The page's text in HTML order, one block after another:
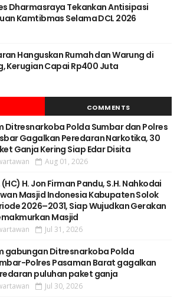
Dharmasraya Tekankan Antisipasi
Kamtibmas Selama DCL 2026
Hanguskan Rumah dan Warung di
Kerugian Capai Rp400 Juta
COMMENTS
Ditresnarkoba Polda Sumbar dan Polres
Gagalkan Peredaran Narkotika, 30
Ganja Kering Siap Edar Disita
Aug 01, 2026
(HC) H. Jon Firman Pandu, S.H. Nahkodai
Masjid Indonesia Kabupaten Solok
2026–2031, Siap Wujudkan Gerakan
Masjid
Jul 31, 2026
gabungan Ditresnarkoba Polda
Polres Pasaman Barat gagalkan
puluhan paket ganja
Jul 30, 2026